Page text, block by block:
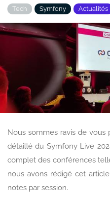
Tech Symfony Actualités
Nous sommes ravis de
détaillé du Symfony Live
complet des conférences
nous avons rédigé cet
notes par session.